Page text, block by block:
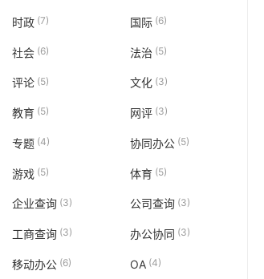
时政 (7) 国际(6)
社会 (6) 法治 (5)
评论 (5) 文化 (3)
教育 (5) 网评(3)
专题 (4) 协同办公(5)
游戏 (5) 体育(5)
企业查询 (3) 公司查询(3)
工商查询 (3) 办公协同 (3)
移动办公 (6) OA (4)